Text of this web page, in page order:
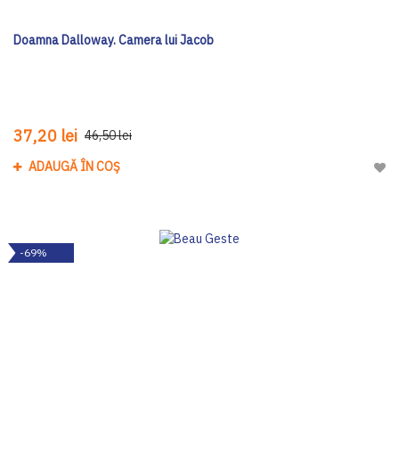
Doamna Dalloway. Camera lui Jacob
37,20 lei 46,50 lei
ADAUGĂ ÎN COȘ
-69%